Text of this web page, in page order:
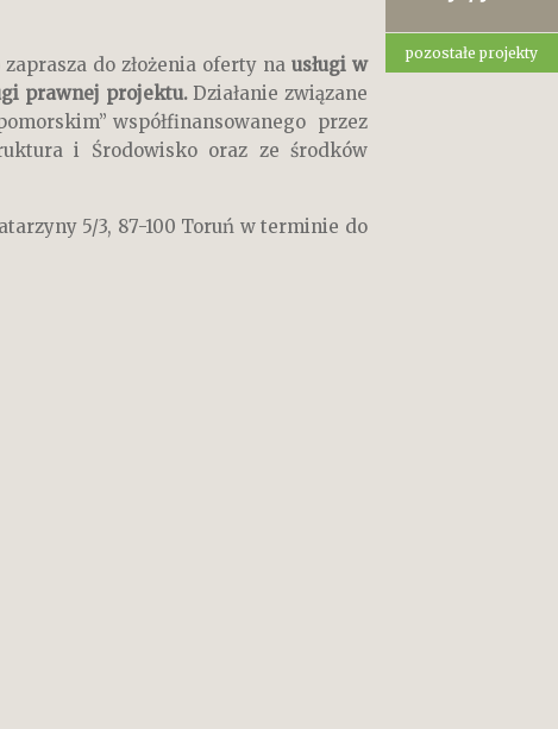
pozostałe projekty
zaprasza do złożenia oferty nausługi w
prawnej projektu.Działanie związane
współfinansowanego przez
i Środowisko oraz ze środków
5/3, 87-100 Toruń w terminie do